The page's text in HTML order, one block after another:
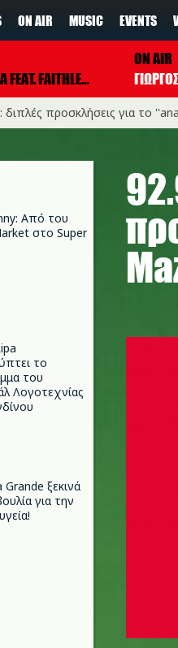
ON AIR MUSIC EVENTS
FAITHLESS
ON AIR
διπλές προσκλήσεις για το
Από του
στο Super
το
του
Λογοτεχνίας
ξεκινά
για την